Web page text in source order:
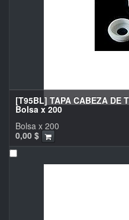
[T95BL] TAPA CABEZA DE
Bolsa x 200
0,00 $
Bolsa x 200